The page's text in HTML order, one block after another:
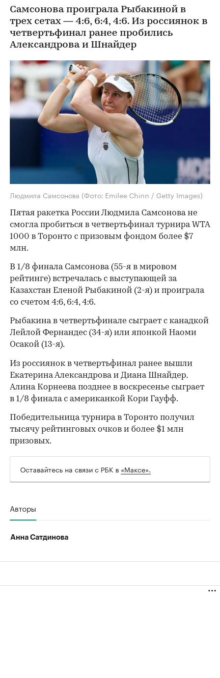
Самсонова проиграла Рыбакиной в
трех сетах — 4:6, 6:4, 4:6. Из россиянок в
четвертьфинал ранее пробились
Александрова и Шнайдер
Людмила Самсонова (Фото: Emilee Chinn / Getty Images)
Пятая ракетка России Людмила Самсонова не
смогла пробиться в четвертьфинал турнира WTA
1000 в Торонто с призовым фондом более $7
млн.
В 1/8 финала Самсонова (55-я в мировом
рейтинге) встречалась с выступающей за
Казахстан Еленой Рыбакиной (2-я) и проиграла
со счетом 4:6, 6:4, 4:6.
Рыбакина в четвертьфинале сыграет с канадкой
Лейлой Фернандес (34-я) или японкой Наоми
Осакой (13-я).
00:00 / 00:00
Из россиянок в четвертьфинал ранее вышли
Екатерина Александрова и Диана Шнайдер.
Алина Корнеева позднее в воскресенье сыграет
в 1/8 финала с американкой Кори Гауфф.
Победительница турнира в Торонто получил
тысячу рейтинговых очков и более $1 млн
призовых.
Оставайтесь на связи с РБК в «Максе».
Авторы
Анна Сатдинова